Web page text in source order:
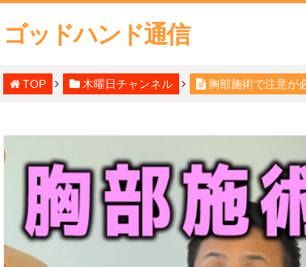
ゴッドハンド通信
TOP 木曜日チャンネル 胸部施術で注意が